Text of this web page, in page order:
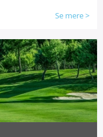
Se mere>